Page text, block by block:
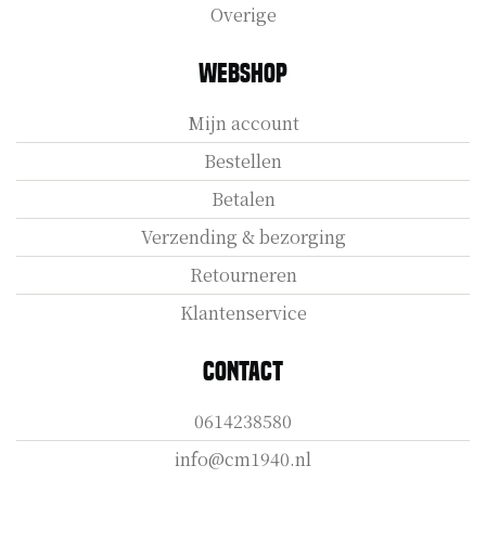
Overige
Webshop
Mijn account
Bestellen
Betalen
Verzending & bezorging
Retourneren
Klantenservice
Contact
0614238580
info@cm1940.nl